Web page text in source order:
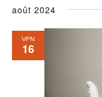
août 2024
VEN
16